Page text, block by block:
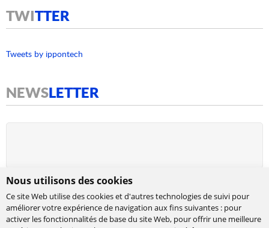
Nous utilisons des cookies
Ce site Web utilise des cookies et d'autres technologies de suivi pour
améliorer votre expérience de navigation aux fins suivantes : pour
activer les fonctionnalités de base du site Web, pour offrir une meilleure
TWITTER
Tweets by ippontech
NEWSLETTER